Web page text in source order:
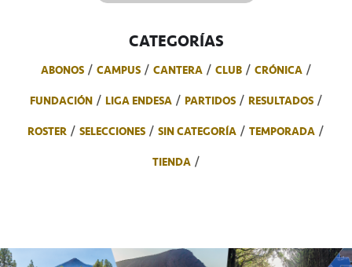
CATEGORÍAS
ABONOS CAMPUS CANTERA CLUB
CRÓNICA
FUNDACIÓN
LIGA ENDESA PARTIDOS
RESULTADOS
ROSTER
SELECCIONES SIN CATEGORÍA
TEMPORADA
TIENDA